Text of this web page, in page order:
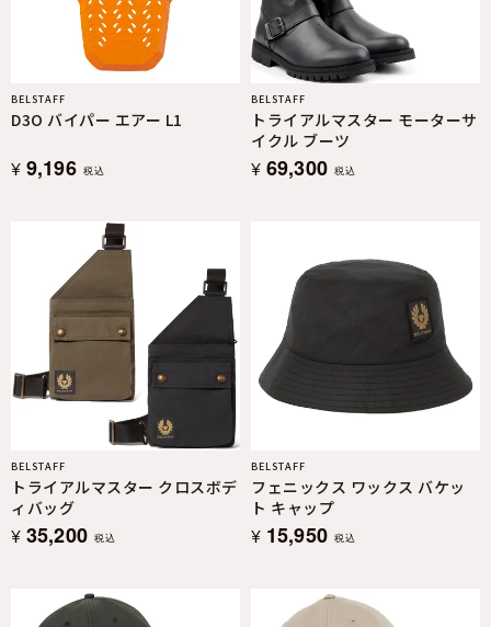
BELSTAFF
D3O バイパー エアー L1
¥ 9,196 税込
BELSTAFF
トライアルマスター モーターサ
イクル ブーツ
¥ 69,300 税込
BELSTAFF
トライアルマスター クロスボデ
ィバッグ
¥ 35,200 税込
BELSTAFF
フェニックス ワックス バケッ
ト キャップ
¥ 15,950 税込